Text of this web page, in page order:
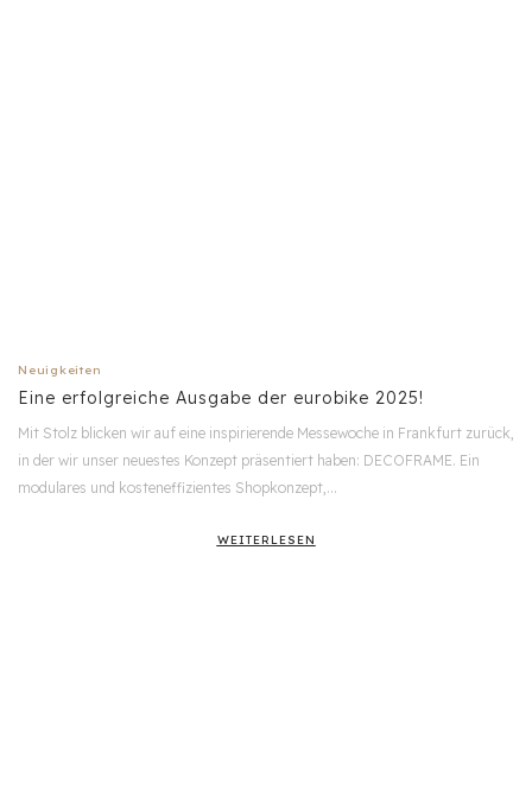
Neuigkeiten
Eine erfolgreiche Ausgabe der eurobike 2025!
Mit Stolz blicken wir auf eine inspirierende Messewoche in Frankfurt zurück,
in der wir unser neuestes Konzept präsentiert haben: DECOFRAME. Ein
modulares und kosteneffizientes Shopkonzept,…
WEITERLESEN